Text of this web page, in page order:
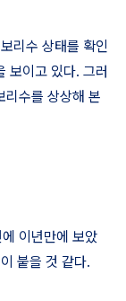
보리수 상태를 확인
보이고 있다. 그러
리수를 상상해 본
에 이년만에 보았
붙을 것 같다.